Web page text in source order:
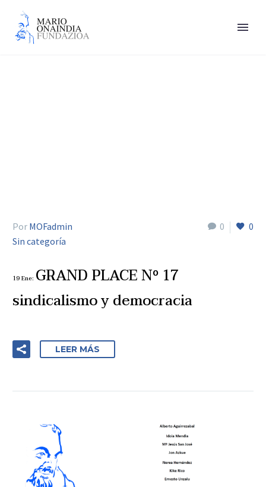
0 0
Por MOFadmin
Sin categoría
19 Ene: GRAND PLACE Nº 17
sindicalismo y democracia
LEER MÁS